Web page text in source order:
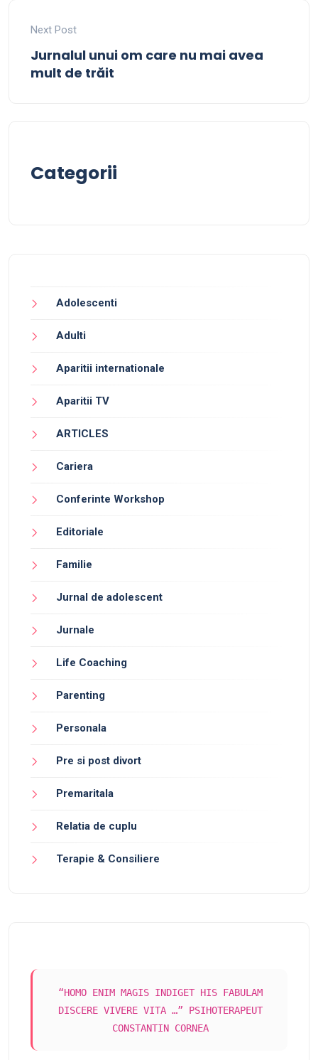
Next Post
Jurnalul unui om care nu mai avea
mult de trăit
Categorii
Adolescenti
Adulti
Aparitii internationale
Aparitii TV
ARTICLES
Cariera
Conferinte Workshop
Editoriale
Familie
Jurnal de adolescent
Jurnale
Life Coaching
Parenting
Personala
Pre si post divort
Premaritala
Relatia de cuplu
Terapie & Consiliere
“HOMO ENIM MAGIS INDIGET HIS FABULAM
DISCERE VIVERE VITA …” PSIHOTERAPEUT
CONSTANTIN CORNEA